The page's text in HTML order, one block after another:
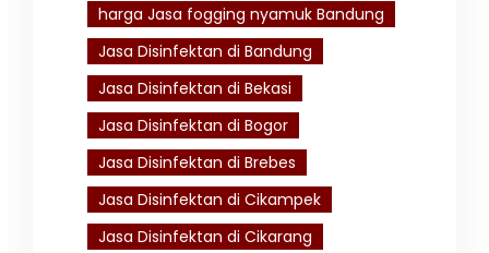
harga Jasa fogging nyamuk Bandung
Jasa Disinfektan di Bandung
Jasa Disinfektan di Bekasi
Jasa Disinfektan di Bogor
Jasa Disinfektan di Brebes
Jasa Disinfektan di Cikampek
Jasa Disinfektan di Cikarang